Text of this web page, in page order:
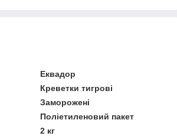
Еквадор
Креветки тигрові
Заморожені
Поліетиленовий пакет
2 кг